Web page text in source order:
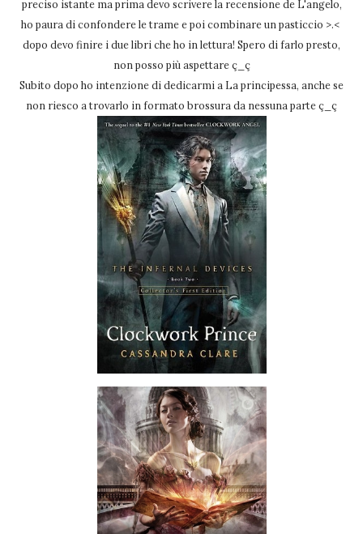
preciso istante ma prima devo scrivere la recensione de L'angelo,
ho paura di confondere le trame e poi combinare un pasticcio >.<
dopo devo finire i due libri che ho in lettura! Spero di farlo presto,
non posso più aspettare ç_ç
Subito dopo ho intenzione di dedicarmi a La principessa, anche se
non riesco a trovarlo in formato brossura da nessuna parte ç_ç